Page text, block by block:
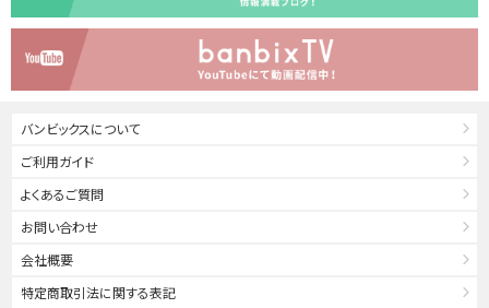
バンビックスについて
ご利用ガイド
よくあるご質問
お問い合わせ
会社概要
特定商取引法に関する表記